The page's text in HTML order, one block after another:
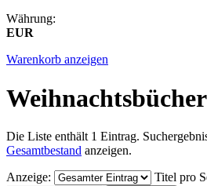
Währung:
EUR
Warenkorb anzeigen
Weihnachtsbücher
Die Liste enthält 1 Eintrag.
Gesamtbestand anzeigen.
Anzeige: Titel pro